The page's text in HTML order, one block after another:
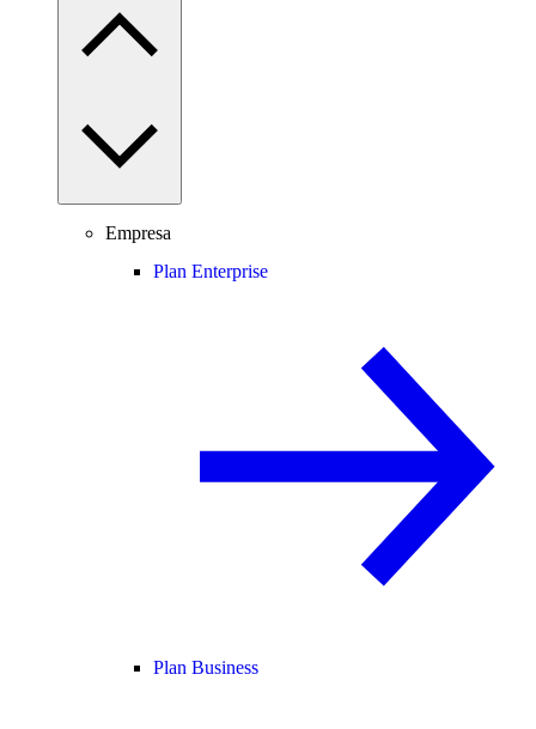
Empresa
Plan Enterprise
Plan Business